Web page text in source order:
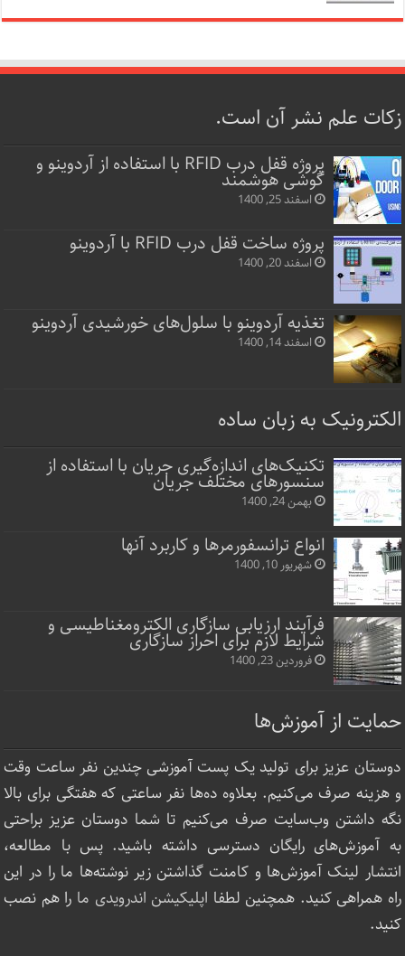
زکات علم نشر آن است.
پروژه قفل‌ درب RFID با استفاده از آردوینو و
گوشی هوشمند
اسفند 25, 1400
پروژه ساخت قفل‌ درب RFID با آردوینو
اسفند 20, 1400
تغذیه آردوینو با سلول‌های خورشیدی آردوینو
اسفند 14, 1400
الکترونیک به زبان ساده
تکنیک‌های اندازه‌گیری جریان با استفاده از
سنسورهای مختلف جریان
بهمن 24, 1400
انواع ترانسفورمرها و کاربرد آنها
شهریور 10, 1400
فرآیند ارزیابی سازگاری الکترومغناطیسی و
شرایط لازم برای احراز سازگاری
فروردین 23, 1400
حمایت از آموزش‌ها
دوستان عزیز برای تولید یک پست آموزشی چندین نفر ساعت‌ وقت
و هزینه صرف می‌کنیم. بعلاوه ده‌ها نفر ساعتی که هفتگی برای بالا
نگه داشتن وب‌سایت صرف ‌می‌کنیم تا شما دوستان عزیز براحتی
به آموزش‌های رایگان دسترسی داشته باشید. پس با مطالعه،
انتشار لینک‌ آموزش‌ها و کامنت گذاشتن زیر نوشته‌‌ها ما را در این
راه همراهی کنید. همچنین لطفا اپلیکیشن اندرویدی ما را هم نصب
کنید.